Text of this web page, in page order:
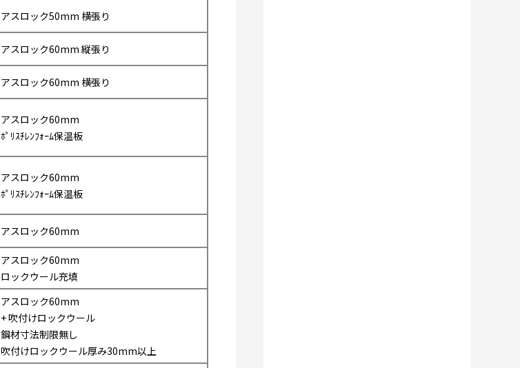
アスロック50mm 横張り
アスロック60mm 縦張り
アスロック60mm 横張り
アスロック60mm
ﾎﾟﾘｽﾁﾚﾝﾌｫｰﾑ保温板
アスロック60mm
ﾎﾟﾘｽﾁﾚﾝﾌｫｰﾑ保温板
アスロック60mm
アスロック60mm
ロックウール充填
アスロック60mm
+ 吹付けロックウール
鋼材寸法制限無し
吹付けロックウール厚み30mm以上